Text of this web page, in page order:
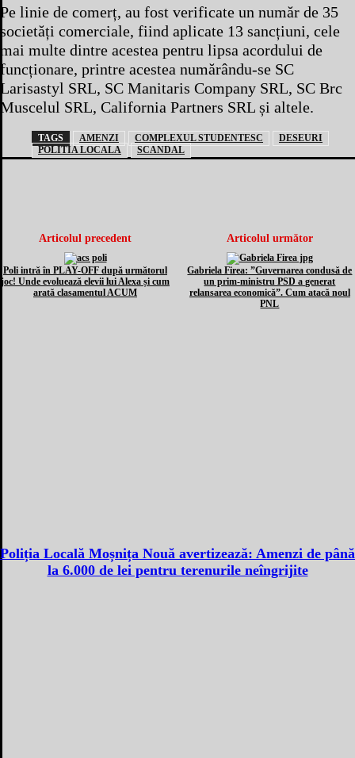
Pe linie de comerț, au fost verificate un număr de 35
societăți comerciale, fiind aplicate 13 sancțiuni, cele
mai multe dintre acestea pentru lipsa acordului de
funcționare, printre acestea numărându-se SC
Larisastyl SRL, SC Manitaris Company SRL, SC Brc
Muscelul SRL, California Partners SRL și altele.
TAGS AMENZI COMPLEXUL STUDENTESC
DESEURI
POLITIA LOCALA
SCANDAL
Articolul precedent
Poli intră în PLAY-OFF după următorul
joc! Unde evoluează elevii lui Alexa și cum
arată clasamentul ACUM
Articolul următor
Gabriela Firea: ”Guvernarea condusă de
un prim-ministru PSD a generat
relansarea economică”. Cum atacă noul
PNL
Poliția Locală Moșnița Nouă avertizează: Amenzi de până
la 6.000 de lei pentru terenurile neîngrijite